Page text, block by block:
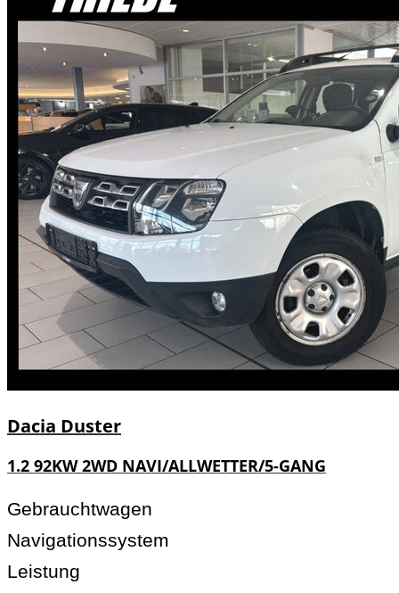
Dacia Duster
1.2 92KW 2WD NAVI/ALLWETTER/5-GANG
Gebrauchtwagen
Navigationssystem
Leistung